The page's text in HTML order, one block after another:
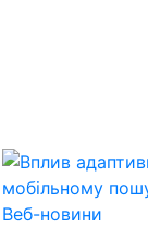
Веб-новини